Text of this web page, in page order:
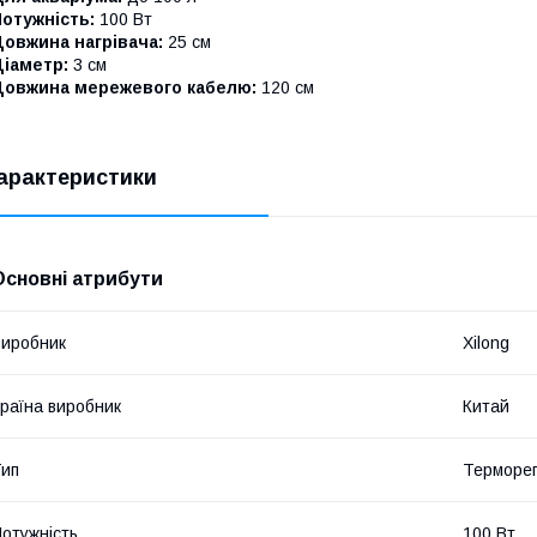
100 Вт
нагрівача: 25 см
3 см
мережевого кабелю: 120 см
атрибути
Xilong
виробник Китай
100 Вт